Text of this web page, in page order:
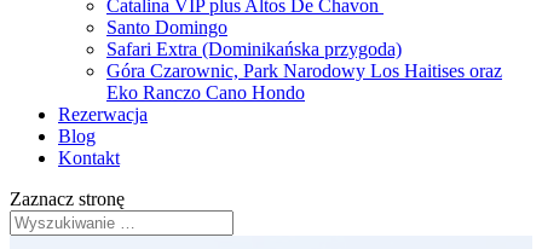
Catalina VIP plus Altos De Chavon
Santo Domingo
Safari Extra (Dominikańska przygoda)
Góra Czarownic, Park Narodowy Los Haitises oraz
Eko Ranczo Cano Hondo
Rezerwacja
Blog
Kontakt
Zaznacz stronę